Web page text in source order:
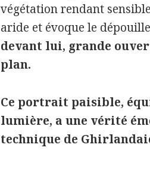
végétation rendant
aride et évoque le
devant lui, grande
plan.
Ce portrait paisible,
lumière, a une vérité
technique de